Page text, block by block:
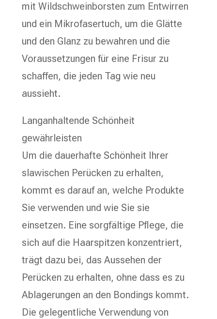
mit Wildschweinborsten zum Entwirren
und ein Mikrofasertuch, um die Glätte
und den Glanz zu bewahren und die
Voraussetzungen für eine Frisur zu
schaffen, die jeden Tag wie neu
aussieht.
Langanhaltende Schönheit
gewährleisten
Um die dauerhafte Schönheit Ihrer
slawischen Perücken zu erhalten,
kommt es darauf an, welche Produkte
Sie verwenden und wie Sie sie
einsetzen. Eine sorgfältige Pflege, die
sich auf die Haarspitzen konzentriert,
trägt dazu bei, das Aussehen der
Perücken zu erhalten, ohne dass es zu
Ablagerungen an den Bondings kommt.
Die gelegentliche Verwendung von